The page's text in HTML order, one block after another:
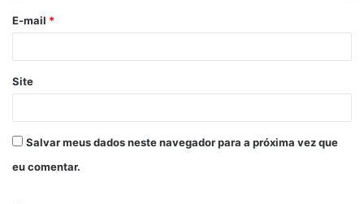
E-mail *
Site
Salvar meus dados neste navegador para a próxima vez que
eu comentar.